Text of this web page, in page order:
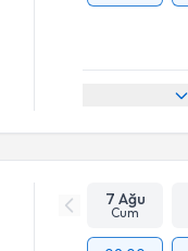
7 Ağu
Cum